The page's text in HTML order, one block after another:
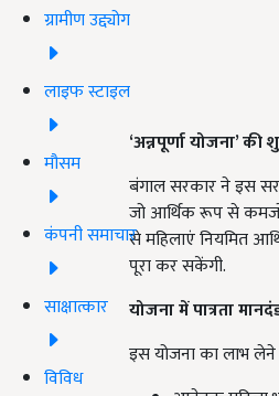
ग्रामीण उद्द्योग
लाइफ स्टाइल
मौसम
कंपनी समाचार
साक्षात्कार
विविध
‘अन्नपूर्णा योजना’
बंगाल सरकार ने इस
जो आर्थिक रूप से
से महिलाएं नियमित
पूरा कर सकेंगी.
योजना में पात्रता
इस योजना का लाभ लेने